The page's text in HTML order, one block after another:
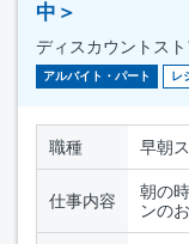
中＞
ディスカウントス
アルバイト・パート レ
職種 早朝
仕事内容
朝の
ンの